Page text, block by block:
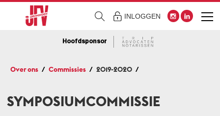
INLOGGEN
Hoofdsponsor
Over ons Commissies 2019-2020
SYMPOSIUMCOMMISSIE